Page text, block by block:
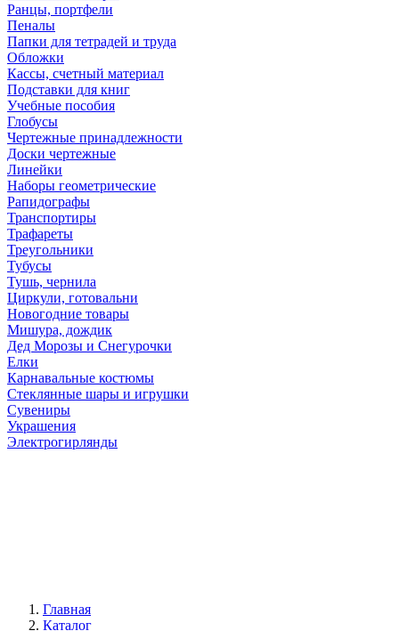
Ранцы, портфели
Пеналы
Папки для тетрадей и труда
Обложки
Кассы, счетный материал
Подставки для книг
Учебные пособия
Глобусы
Чертежные принадлежности
Доски чертежные
Линейки
Наборы геометрические
Рапидографы
Транспортиры
Трафареты
Треугольники
Тубусы
Тушь, чернила
Циркули, готовальни
Новогодние товары
Мишура, дождик
Дед Морозы и Снегурочки
Елки
Карнавальные костюмы
Стеклянные шары и игрушки
Сувениры
Украшения
Электрогирлянды
Главная
Каталог